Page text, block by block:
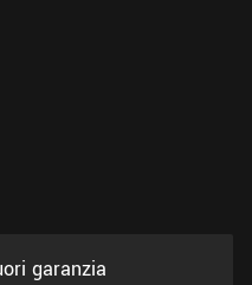
garanzia